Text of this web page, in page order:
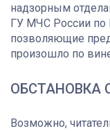
надзорным
ГУ МЧС России
позволяющие
произошло по
ОБСТАНОВКА
Возможно,